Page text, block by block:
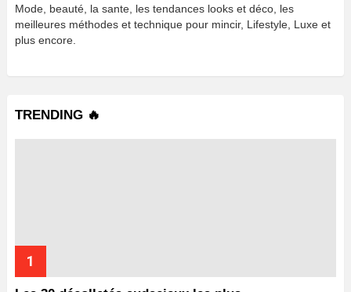
Mode, beauté, la sante, les tendances looks et déco, les
meilleures méthodes et technique pour mincir, Lifestyle, Luxe et
plus encore.
TRENDING 🔥